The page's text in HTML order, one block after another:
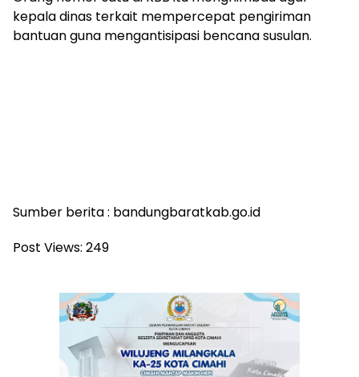
kepala dinas terkait mempercepat pengiriman
bantuan guna mengantisipasi bencana susulan.
Sumber berita : bandungbaratkab.go.id
Post Views: 249